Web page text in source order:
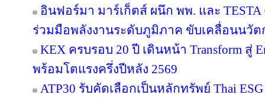
อินฟอร์มา มาร์เก็ตส์ ผนึก พพ. และ TESTA
ร่วมมือพลังงานระดับภูมิภาค ขับเคลื่อนนวัต
KEX ครบรอบ 20 ปี เดินหน้า Transform สู่
พร้อมโตแรงครึ่งปีหลัง 2569
ATP30 รับคัดเลือกเป็นหลักทรัพย์ Thai ESG